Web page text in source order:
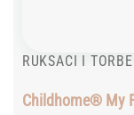
RUKSACI I TORBE
Childhome® My